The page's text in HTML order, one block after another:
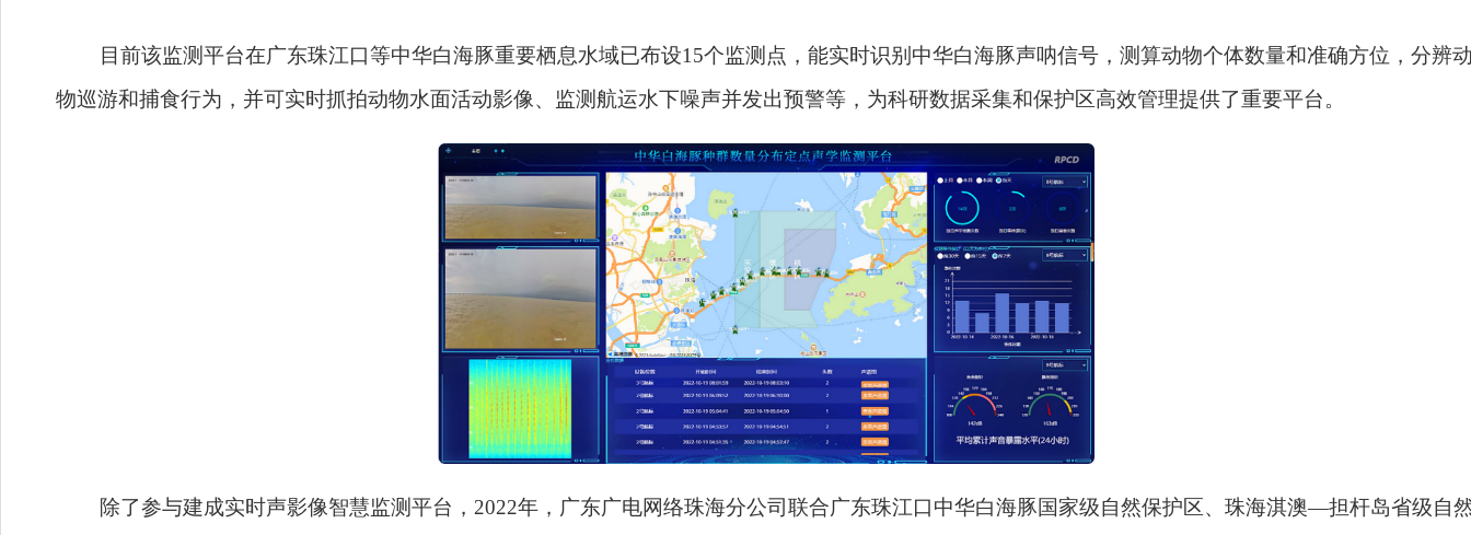
目前该监测平台在广东珠江口等中华白海豚重要栖息水域已布设15个监测点，能实时识别中华白海豚声呐信号，测算动物个体数量和准确方位，分辨
物巡游和捕食行为，并可实时抓拍动物水面活动影像、监测航运水下噪声并发出预警等，为科研数据采集和保护区高效管理提供了重要平台。
除了参与建成实时声影像智慧监测平台，2022年，广东广电网络珠海分公司联合广东珠江口中华白海豚国家级自然保护区、珠海淇澳—担杆岛省级自